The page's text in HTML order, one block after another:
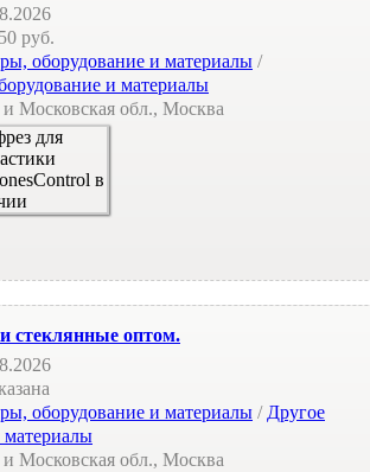
руб.
оборудование и материалы /
и материалы
Московская обл., Москва
стеклянные оптом.
оборудование и материалы /Другое
материалы
Московская обл., Москва